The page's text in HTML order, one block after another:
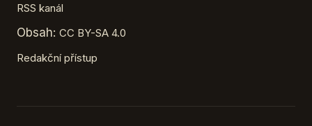
RSS kanál
Obsah: CC BY-SA 4.0
Redakční přístup